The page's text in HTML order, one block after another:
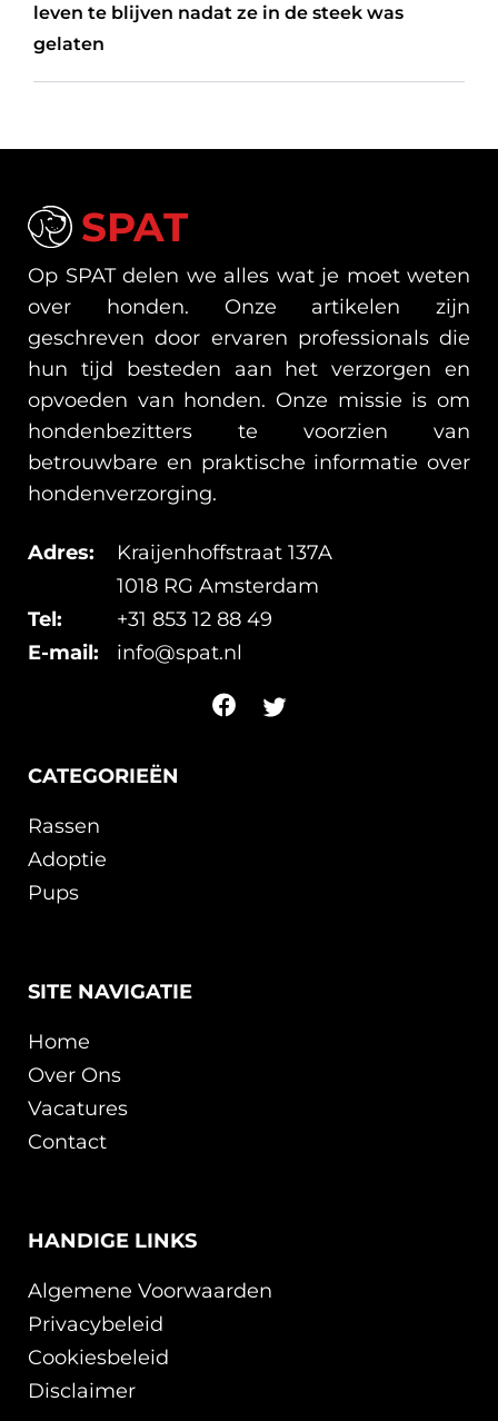
leven te blijven nadat ze in de steek was
gelaten
CATEGORIEËN
Rassen
Adoptie
Pups
SITE NAVIGATIE
Home
Over Ons
Vacatures
Contact
HANDIGE LINKS
Algemene Voorwaarden
Privacybeleid
Cookiesbeleid
Disclaimer
SPAT
Op SPAT delen we alles wat je moet weten
over honden. Onze artikelen zijn
geschreven door ervaren professionals die
hun tijd besteden aan het verzorgen en
opvoeden van honden. Onze missie is om
hondenbezitters te voorzien van
betrouwbare en praktische informatie over
hondenverzorging.
Adres:
Kraijenhoffstraat 137A
1018 RG Amsterdam
Tel:
+31 853 12 88 49
E-mail:
info@spat.nl